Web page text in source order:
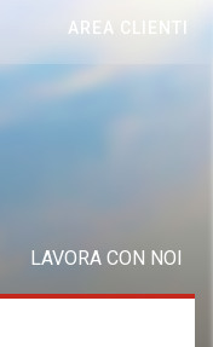
AREA CLIENTI
LAVORA CON NOI